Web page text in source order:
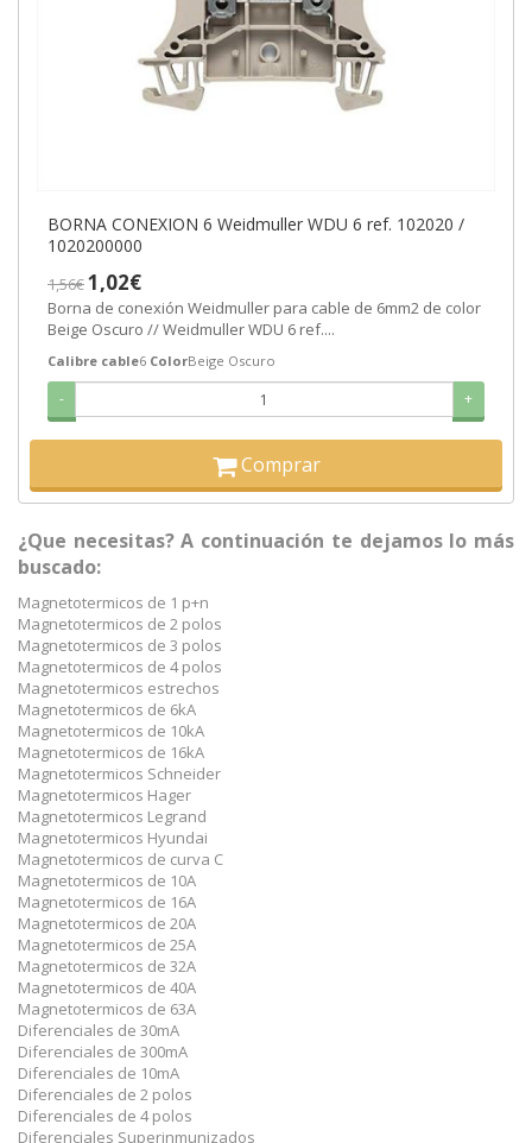
BORNA CONEXION 6 Weidmuller WDU 6 ref. 102020 /
1020200000
1,56€1,02€
Borna de conexión Weidmuller para cable de 6mm2 de color
Beige Oscuro // Weidmuller WDU 6 ref....
Calibre cable6 ColorBeige Oscuro
- +
Comprar
¿Que necesitas? A continuación te dejamos lo más
buscado:
Magnetotermicos de 1 p+n
Magnetotermicos de 2 polos
Magnetotermicos de 3 polos
Magnetotermicos de 4 polos
Magnetotermicos estrechos
Magnetotermicos de 6kA
Magnetotermicos de 10kA
Magnetotermicos de 16kA
Magnetotermicos Schneider
Magnetotermicos Hager
Magnetotermicos Legrand
Magnetotermicos Hyundai
Magnetotermicos de curva C
Magnetotermicos de 10A
Magnetotermicos de 16A
Magnetotermicos de 20A
Magnetotermicos de 25A
Magnetotermicos de 32A
Magnetotermicos de 40A
Magnetotermicos de 63A
Diferenciales de 30mA
Diferenciales de 300mA
Diferenciales de 10mA
Diferenciales de 2 polos
Diferenciales de 4 polos
Diferenciales Superinmunizados